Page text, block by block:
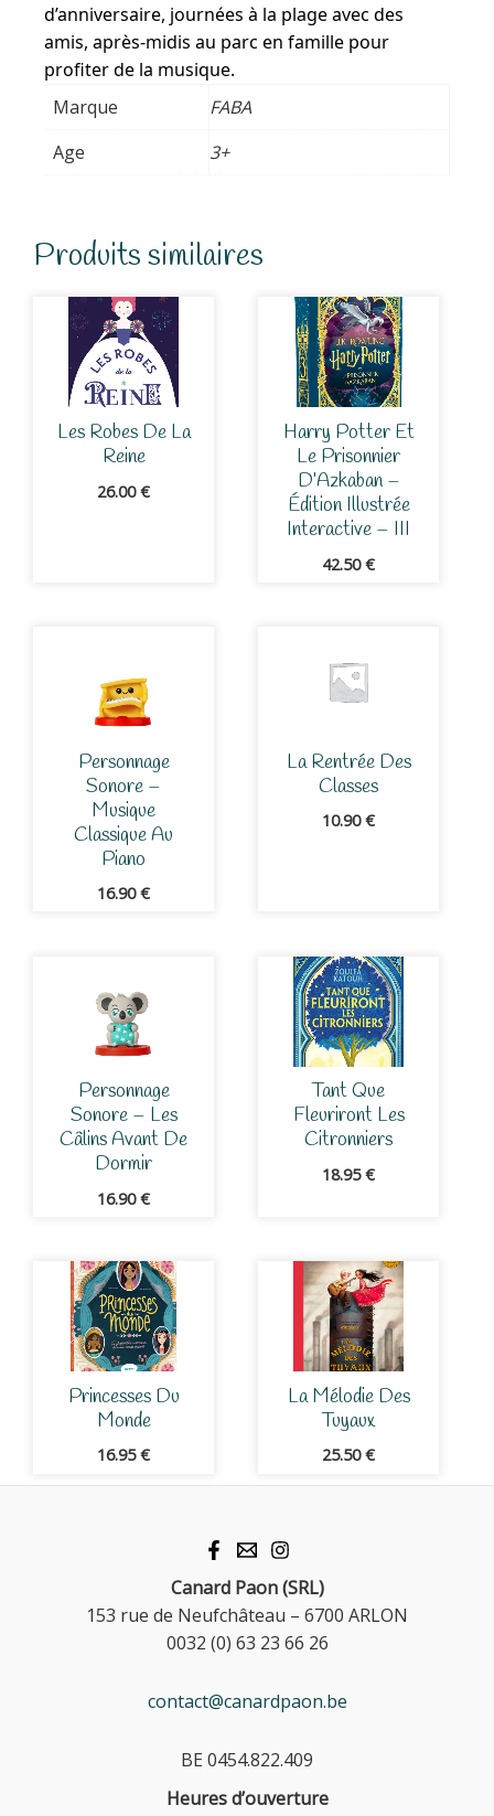
d’anniversaire, journées à la plage avec des
amis, après-midis au parc en famille pour
profiter de la musique.
Marque
FABA
Age
3+
Produits similaires
Les Robes De La
Reine
26.00€
Harry Potter Et
Le Prisonnier
D’Azkaban –
Édition Illustrée
Interactive – III
42.50€
Personnage
Sonore –
Musique
Classique Au
Piano
16.90€
La Rentrée Des
Classes
10.90€
Personnage
Sonore – Les
Câlins Avant De
Dormir
16.90€
Tant Que
Fleuriront Les
Citronniers
18.95€
Princesses Du
Monde
16.95€
La Mélodie Des
Tuyaux
25.50€
Canard Paon (SRL)
153 rue de Neufchâteau – 6700 ARLON
0032 (0) 63 23 66 26
contact@canardpaon.be
BE 0454.822.409
Heures d’ouverture